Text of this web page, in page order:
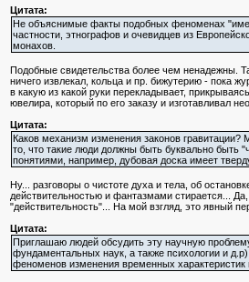
Цитата:
Не объяснимые факты подобных феноменах
частности, этнографов и очевидцев из
монахов.
Подобные свидетельства более чем ненадежны.
ничего извлекал, кольца и пр. бижутерию - пока
в какую из какой руки перекладывает,
ювелира, который по его заказу и изготавливал
Цитата:
Каков механизм изменения законов
то, что такие люди должны быть буквально
понятиями, например, дубовая доска имеет
Ну... разговоры о чистоте духа и тела, об
действительностью и фантазмами стирается...
"действительность"... На мой взгляд, это явный
Цитата:
Приглашаю людей обсудить эту научную
фундаментальных наук, а также психологии и
феноменов изменения временных